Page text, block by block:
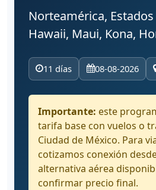
Norteamérica,
Hawaii, Maui, Kona,
11 días 08-08-2026
Importante: este
tarifa base con vuelos o
Ciudad de México. Para
cotizamos conexión
alternativa aérea
confirmar precio final.